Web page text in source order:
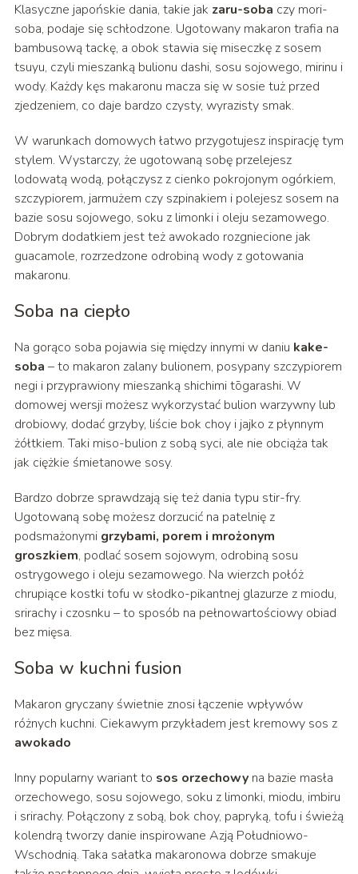
Klasyczne japońskie dania, takie jak zaru-soba czy mori-
soba, podaje się schłodzone. Ugotowany makaron trafia na
bambusową tackę, a obok stawia się miseczkę z sosem
tsuyu, czyli mieszanką bulionu dashi, sosu sojowego, mirinu i
wody. Każdy kęs makaronu macza się w sosie tuż przed
zjedzeniem, co daje bardzo czysty, wyrazisty smak.
W warunkach domowych łatwo przygotujesz inspirację tym
stylem. Wystarczy, że ugotowaną sobę przelejesz
lodowatą wodą, połączysz z cienko pokrojonym ogórkiem,
szczypiorem, jarmużem czy szpinakiem i polejesz sosem na
bazie sosu sojowego, soku z limonki i oleju sezamowego.
Dobrym dodatkiem jest też awokado rozgniecione jak
guacamole, rozrzedzone odrobiną wody z gotowania
makaronu.
Soba na ciepło
Na gorąco soba pojawia się między innymi w daniu kake-
soba – to makaron zalany bulionem, posypany szczypiorem
negi i przyprawiony mieszanką shichimi tōgarashi. W
domowej wersji możesz wykorzystać bulion warzywny lub
drobiowy, dodać grzyby, liście bok choy i jajko z płynnym
żółtkiem. Taki miso-bulion z sobą syci, ale nie obciąża tak
jak ciężkie śmietanowe sosy.
Bardzo dobrze sprawdzają się też dania typu stir-fry.
Ugotowaną sobę możesz dorzucić na patelnię z
podsmażonymi grzybami, porem i mrożonym
groszkiem, podlać sosem sojowym, odrobiną sosu
ostrygowego i oleju sezamowego. Na wierzch połóż
chrupiące kostki tofu w słodko-pikantnej glazurze z miodu,
srirachy i czosnku – to sposób na pełnowartościowy obiad
bez mięsa.
Soba w kuchni fusion
Makaron gryczany świetnie znosi łączenie wpływów
różnych kuchni. Ciekawym przykładem jest kremowy sos z
awokado
Inny popularny wariant to sos orzechowyna bazie masła
orzechowego, sosu sojowego, soku z limonki, miodu, imbiru
i srirachy. Połączony z sobą, bok choy, papryką, tofu i świeżą
kolendrą tworzy danie inspirowane Azją Południowo-
Wschodnią. Taka sałatka makaronowa dobrze smakuje